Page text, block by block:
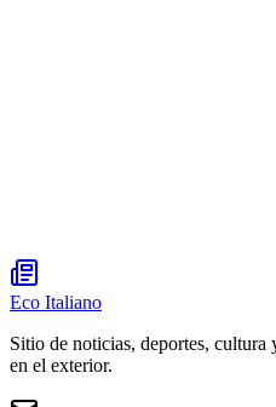
Eco Italiano
Sitio de noticias, deportes,
en el exterior.